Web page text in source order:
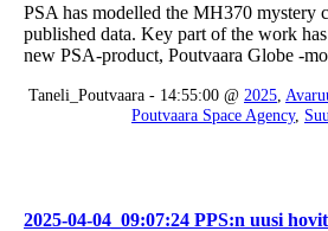
PSA has modelled the MH370 mystery
published data. Key part of the work
new PSA-product, Poutvaara Globe -
Taneli_Poutvaara - 14:55:00 @ 2025
Poutvaara Space Agency,
2025-04-04_09:07:24 PPS:n uusi